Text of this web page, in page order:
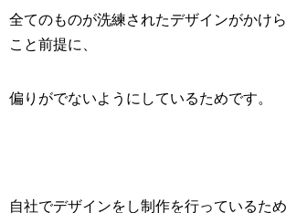
全てのものが洗練されたデザインがかけ
こと前提に、
偏りがでないようにしているためです。
自社でデザインをし制作を行っているため